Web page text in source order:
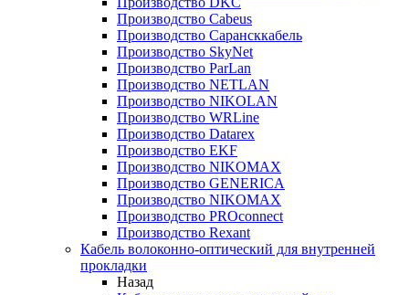
Производство Cabeus
Производство Сарансккабель
Производство SkyNet
Производство ParLan
Производство NETLAN
Производство NIKOLAN
Производство WRLine
Производство Datarex
Производство EKF
Производство NIKOMAX
Производство GENERICA
Производство NIKOMAX
Производство PROconnect
Производство Rexant
Кабель волоконно-оптический для внутренней
прокладки
Назад